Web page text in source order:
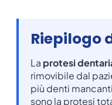
Riepilogo
La protesi
rimovibile dal
più denti
sono la protesi